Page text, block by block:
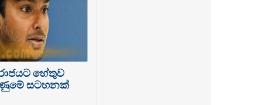
හේතුව
සටහනක්